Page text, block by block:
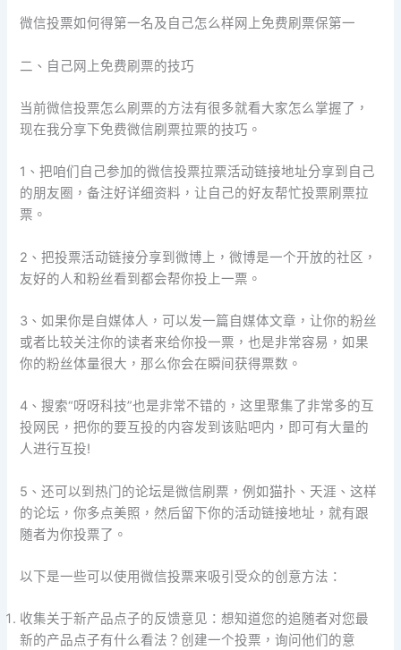
微信投票如何得第一名及自己怎么样网上免费刷票保第一
二、自己网上免费刷票的技巧
当前微信投票怎么刷票的方法有很多就看大家怎么掌握了，
现在我分享下免费微信刷票拉票的技巧。
1、把咱们自己参加的微信投票拉票活动链接地址分享到自己
的朋友圈，备注好详细资料，让自己的好友帮忙投票刷票拉
票。
2、把投票活动链接分享到微博上，微博是一个开放的社区，
友好的人和粉丝看到都会帮你投上一票。
3、如果你是自媒体人，可以发一篇自媒体文章，让你的粉丝
或者比较关注你的读者来给你投一票，也是非常容易，如果
你的粉丝体量很大，那么你会在瞬间获得票数。
4、搜索“呀呀科技”也是非常不错的，这里聚集了非常多的互
投网民，把你的要互投的内容发到该贴吧内，即可有大量的
人进行互投!
5、还可以到热门的论坛是微信刷票，例如猫扑、天涯、这样
的论坛，你多点美照，然后留下你的活动链接地址，就有跟
随者为你投票了。
以下是一些可以使用微信投票来吸引受众的创意方法：
收集关于新产品点子的反馈意见：想知道您的追随者对您最
新的产品点子有什么看法？创建一个投票，询问他们的意